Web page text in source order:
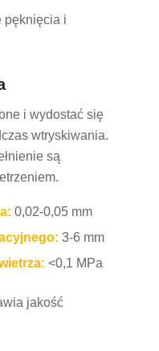
pęknięcia i
i wydostać się
wtryskiwania.
są
0,02-0,05 mm
3-6 mm
<0,1 MPa
jakość